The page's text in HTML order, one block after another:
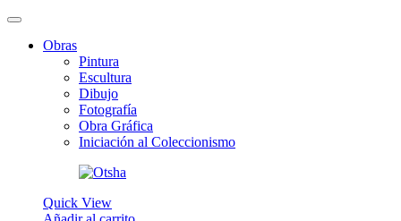
Obras
Pintura
Escultura
Dibujo
Fotografía
Obra Gráfica
Iniciación al Coleccionismo
Quick View